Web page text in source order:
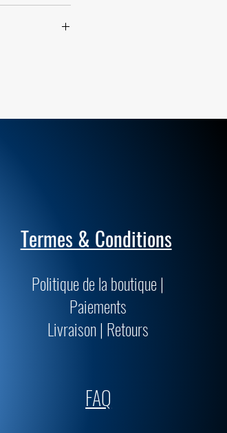
Termes & Conditions
Politique de la boutique |
Paiements
Livraison | Retours
FAQ